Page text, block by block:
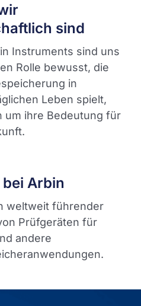
sind
Instruments sind uns
Rolle bewusst, die
in
Leben spielt,
um ihre Bedeutung für
Arbin
weltweit führender
Prüfgeräten für
andere